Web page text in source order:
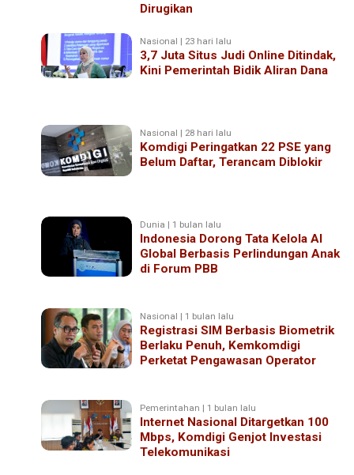
Dirugikan
Nasional | 23 hari lalu
3,7 Juta Situs Judi Online Ditindak,
Kini Pemerintah Bidik Aliran Dana
Nasional | 28 hari lalu
Komdigi Peringatkan 22 PSE yang
Belum Daftar, Terancam Diblokir
Dunia | 1 bulan lalu
Indonesia Dorong Tata Kelola AI
Global Berbasis Perlindungan Anak
di Forum PBB
Nasional | 1 bulan lalu
Registrasi SIM Berbasis Biometrik
Berlaku Penuh, Kemkomdigi
Perketat Pengawasan Operator
Pemerintahan | 1 bulan lalu
Internet Nasional Ditargetkan 100
Mbps, Komdigi Genjot Investasi
Telekomunikasi